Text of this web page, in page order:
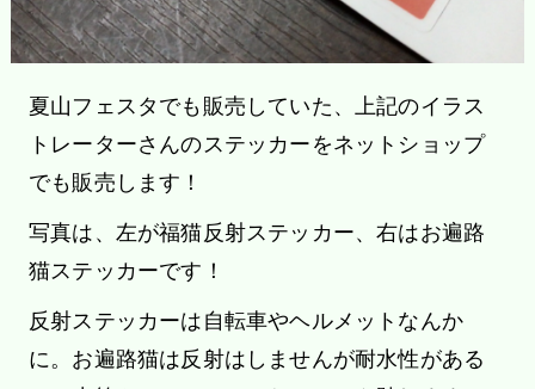
夏山フェスタでも販売していた、上記のイラス
トレーターさんのステッカーをネットショップ
でも販売します！
写真は、左が福猫反射ステッカー、右はお遍路
猫ステッカーです！
反射ステッカーは自転車やヘルメットなんか
に。お遍路猫は反射はしませんが耐水性がある